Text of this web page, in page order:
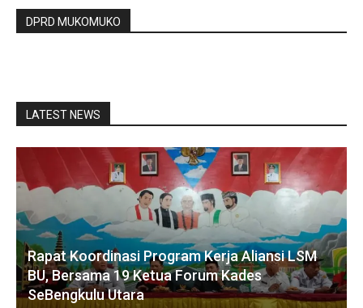
DPRD MUKOMUKO
LATEST NEWS
Rapat Koordinasi Program Kerja Aliansi LSM
BU, Bersama 19 Ketua Forum Kades
SeBengkulu Utara